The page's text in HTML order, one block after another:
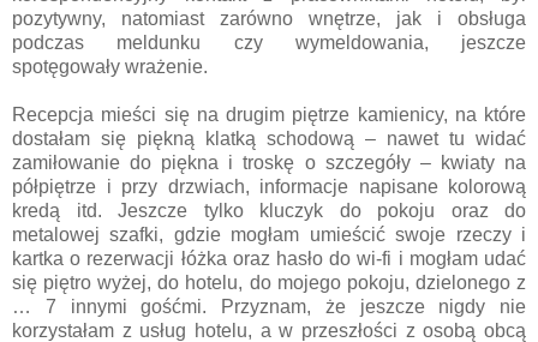
pozytywny, natomiast zarówno wnętrze, jak i obsługa
podczas meldunku czy wymeldowania, jeszcze
spotęgowały wrażenie.
Recepcja mieści się na drugim piętrze kamienicy, na które
dostałam się piękną klatką schodową – nawet tu widać
zamiłowanie do piękna i troskę o szczegóły – kwiaty na
półpiętrze i przy drzwiach, informacje napisane kolorową
kredą itd. Jeszcze tylko kluczyk do pokoju oraz do
metalowej szafki, gdzie mogłam umieścić swoje rzeczy i
kartka o rezerwacji łóżka oraz hasło do wi-fi i mogłam udać
się piętro wyżej, do hotelu, do mojego pokoju, dzielonego z
… 7 innymi gośćmi. Przyznam, że jeszcze nigdy nie
korzystałam z usług hotelu, a w przeszłości z osobą obcą